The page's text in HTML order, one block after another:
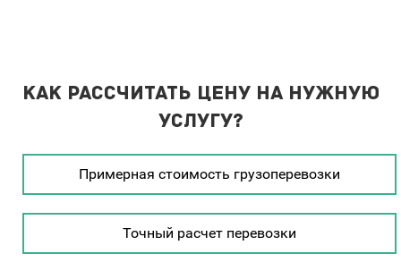
Как рассчитать цену на нужную
услугу?
Примерная стоимость грузоперевозки
Точный расчет перевозки